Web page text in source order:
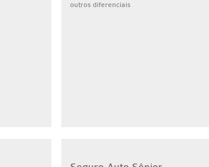
outros diferenciais